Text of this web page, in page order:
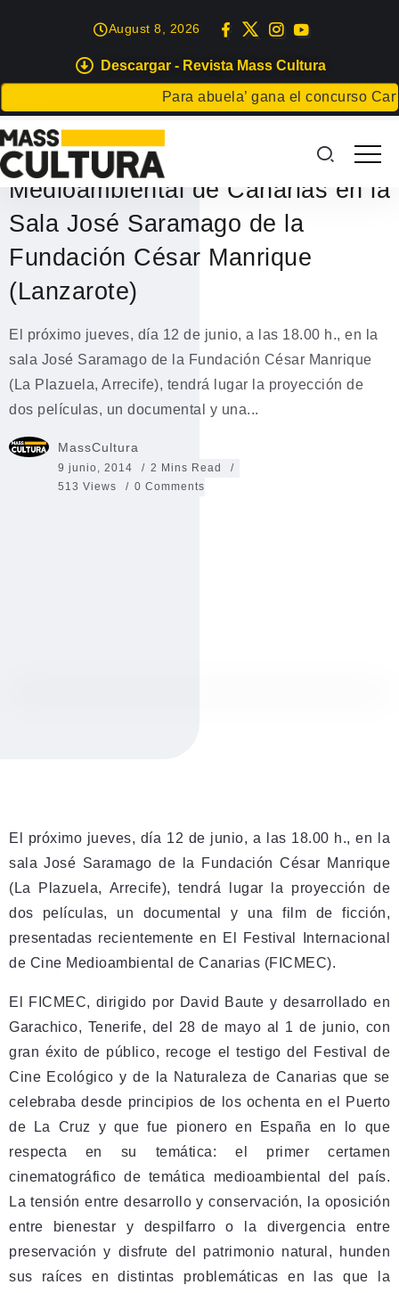
Descargar - Revista Mass Cultura
Para abuela’ gana el concurso Carta
August 8, 2026
CINE
Proyección del Festival
Internacional de Cine
Medioambiental de Canarias en la
Sala José Saramago de la
Fundación César Manrique
(Lanzarote)
El próximo jueves, día 12 de junio, a las 18.00 h., en la
sala José Saramago de la Fundación César Manrique
(La Plazuela, Arrecife), tendrá lugar la proyección de
dos películas, un documental y una...
MassCultura
9 junio, 2014
2 Mins Read
513 Views
0 Comments
El próximo jueves, día 12 de junio, a las 18.00 h., en la
sala José Saramago de la Fundación César Manrique
(La Plazuela, Arrecife), tendrá lugar la proyección de
dos películas, un documental y una film de ficción,
presentadas recientemente en El Festival Internacional
de Cine Medioambiental de Canarias (FICMEC).
El FICMEC, dirigido por David Baute y desarrollado en
Garachico, Tenerife, del 28 de mayo al 1 de junio, con
gran éxito de público, recoge el testigo del Festival de
Cine Ecológico y de la Naturaleza de Canarias que se
celebraba desde principios de los ochenta en el Puerto
de La Cruz y que fue pionero en España en lo que
respecta en su temática: el primer certamen
cinematográfico de temática medioambiental del país.
La tensión entre desarrollo y conservación, la oposición
entre bienestar y despilfarro o la divergencia entre
preservación y disfrute del patrimonio natural, hunden
sus raíces en distintas problemáticas en las que la